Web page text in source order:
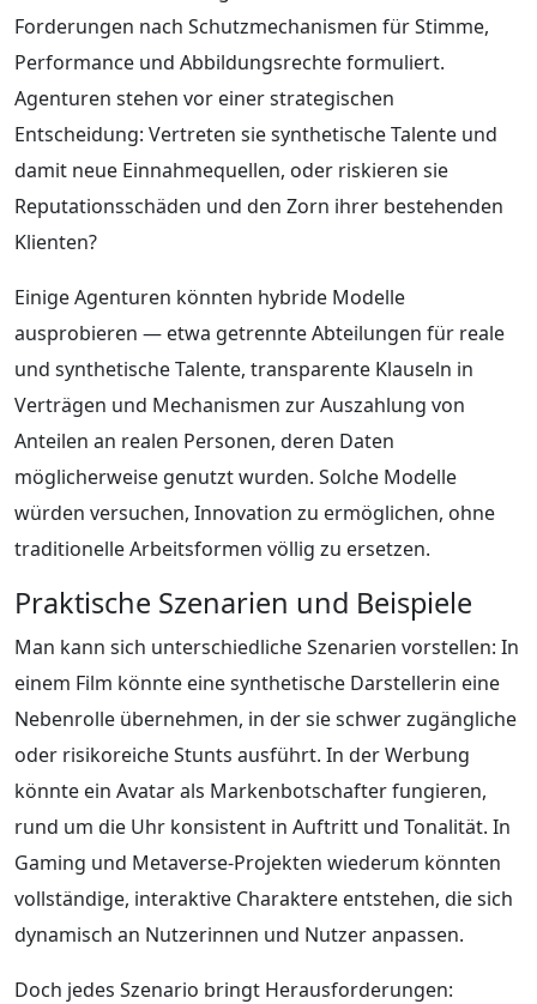
Forderungen nach Schutzmechanismen für Stimme,
Performance und Abbildungsrechte formuliert.
Agenturen stehen vor einer strategischen
Entscheidung: Vertreten sie synthetische Talente und
damit neue Einnahmequellen, oder riskieren sie
Reputationsschäden und den Zorn ihrer bestehenden
Klienten?
Einige Agenturen könnten hybride Modelle
ausprobieren — etwa getrennte Abteilungen für reale
und synthetische Talente, transparente Klauseln in
Verträgen und Mechanismen zur Auszahlung von
Anteilen an realen Personen, deren Daten
möglicherweise genutzt wurden. Solche Modelle
würden versuchen, Innovation zu ermöglichen, ohne
traditionelle Arbeitsformen völlig zu ersetzen.
Praktische Szenarien und Beispiele
Man kann sich unterschiedliche Szenarien vorstellen: In
einem Film könnte eine synthetische Darstellerin eine
Nebenrolle übernehmen, in der sie schwer zugängliche
oder risikoreiche Stunts ausführt. In der Werbung
könnte ein Avatar als Markenbotschafter fungieren,
rund um die Uhr konsistent in Auftritt und Tonalität. In
Gaming und Metaverse-Projekten wiederum könnten
vollständige, interaktive Charaktere entstehen, die sich
dynamisch an Nutzerinnen und Nutzer anpassen.
Doch jedes Szenario bringt Herausforderungen: